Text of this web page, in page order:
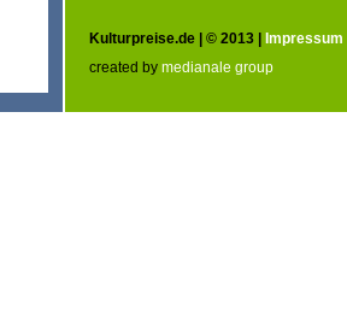
Kulturpreise.de | © 2013 | Impressum
created by medianale group